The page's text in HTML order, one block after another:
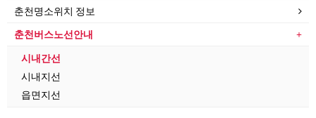
춘천명소위치 정보
춘천버스노선안내
시내간선
시내지선
읍면지선